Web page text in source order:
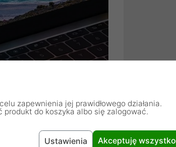
zapewnienia jej prawidłowego działania.
produkt do koszyka albo się zalogować.
Ustawienia Akceptuję wszystko